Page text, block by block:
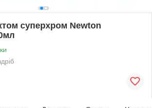
суперхром Newton